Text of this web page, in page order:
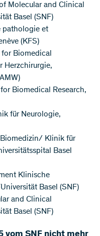
Molecular and Clinical
Basel (SNF)
pathologie et
(KFS)
Biomedical
Herzchirurgie,
Biomedical Research,
für Neurologie,
Klinik für
Basel
Klinische
Basel (SNF)
and Clinical
Basel (SNF)